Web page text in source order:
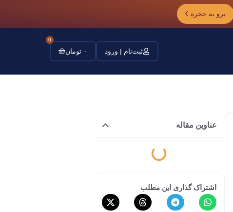
برو به حجره
ثبت‌نام | ورود ۰ تومان
0
عناوین مقاله
اشتراک گذاری این مطلب